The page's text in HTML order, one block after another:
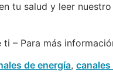
tu salud y leer
ti – Para más
de energía,